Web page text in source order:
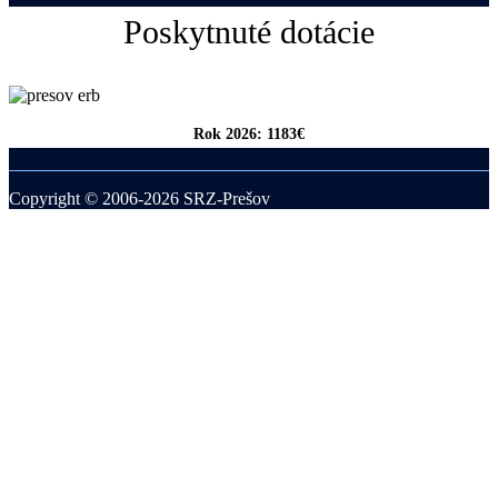
Poskytnuté dotácie
Rok 2026: 1183€
Copyright © 2006-2026 SRZ-Prešov